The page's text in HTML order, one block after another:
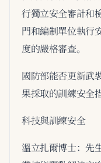
行獨立安全審計和
門和編制單位執行
度的嚴格審查。
國防部能否更新武
果採取的訓練安全
科技與訓練安全
溫立扎爾博士：先